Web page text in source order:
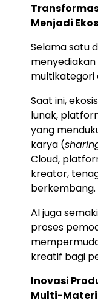
Menjadi
Selama satu
multikategori
Saat ini,
lunak,
yang
karya (
Cloud,
kreator,
berkembang.
AI juga
proses
kreatif bagi
Inovasi
Multi-